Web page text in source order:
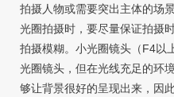
拍摄人物或需要突出主体的场
光圈拍摄时，要尽量保证拍摄
拍摄模糊。小光圈镜头（F4以
光圈镜头，但在光线充足的环
够让背景很好的呈现出来，因